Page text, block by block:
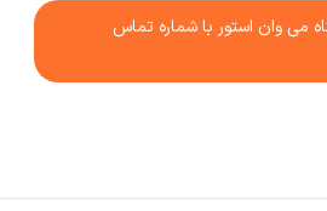
می وان استور با شماره تماس